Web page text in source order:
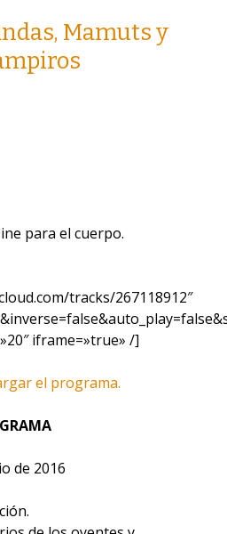
Mamuts y
para el cuerpo.
tracks/267118912″
iframe=»true» /]
el programa.
de 2016